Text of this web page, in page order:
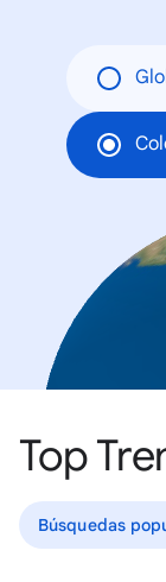
Top
Búsquedas